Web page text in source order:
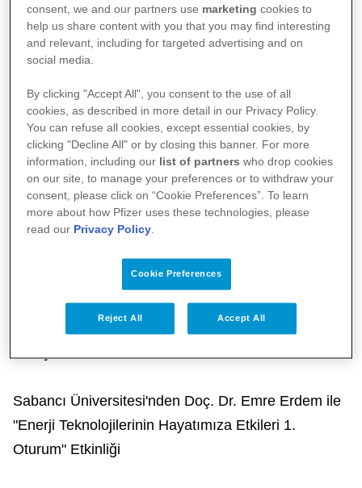
aralığındaki lise öğrencilerinin çevrimiçi atölyelerde
bir araya geldiği Bilim Gençlerle Kazanacak projesi,
ağustos ayında ilk yüz yüze etkinliğini de
gerçekleştirmesinin ardından eylül ayında çevrimiçi
atölyelerine kaldığı yerden devam ediyor. Tamamen
ücretsiz olan bilim etkinliklerinin sonunda tüm
katılımcı gençlere dijital sertifika da veriliyor.
22 Eylül Perşembe saat 18.00
İstanbul Teknik Üniversitesi'nden Doç. Dr. Mustafa
Evren Erşahin ile "Atık Sulardan Enerji Üretimi"
Sabancı Üniversitesi'nden Doç. Dr. Emre Erdem ile
"Enerji Teknolojilerinin Hayatımıza Etkileri 1.
Oturum" Etkinliği
consent, we and our partners use marketing cookies to
help us share content with you that you may find interesting
and relevant, including for targeted advertising and on
social media.
By clicking "Accept All", you consent to the use of all
cookies, as described in more detail in our Privacy Policy.
You can refuse all cookies, except essential cookies, by
clicking "Decline All" or by closing this banner. For more
information, including our list of partners who drop cookies
on our site, to manage your preferences or to withdraw your
consent, please click on “Cookie Preferences”. To learn
more about how Pfizer uses these technologies, please
read our Privacy Policy.
Cookie Preferences
Reject All Accept All